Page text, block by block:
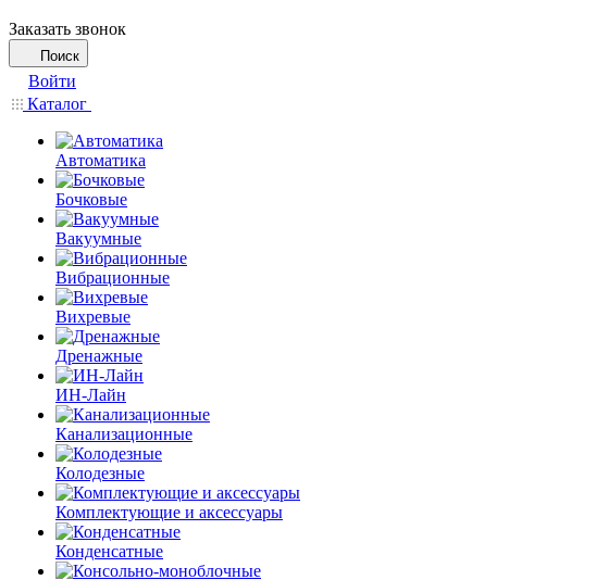
Заказать звонок
Поиск
Войти
Каталог
Автоматика
Бочковые
Вакуумные
Вибрационные
Вихревые
Дренажные
ИН-Лайн
Канализационные
Колодезные
Комплектующие и аксессуары
Конденсатные